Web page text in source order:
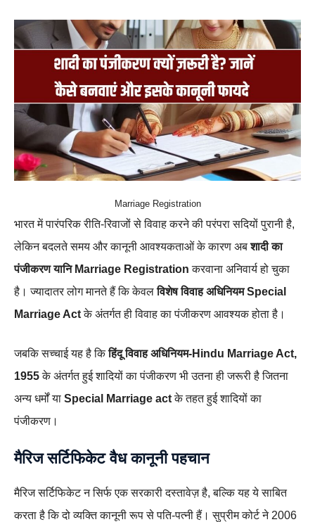
Marriage Registration
भारत में पारंपरिक रीति-रिवाजों से विवाह करने की परंपरा सदियों पुरानी है,
लेकिन बदलते समय और कानूनी आवश्यकताओं के कारण अबशादी का
पंजीकरण यानि Marriage Registrationकरवाना अनिवार्य हो चुका
है। ज्यादातर लोग मानते हैं कि केवलविशेष विवाह अधिनियम Special
Marriage Actके अंतर्गत ही विवाह का पंजीकरण आवश्यक होता है।
जबकि सच्चाई यह है किहिंदू विवाह अधिनियम-Hindu Marriage Act,
1955के अंतर्गत हुई शादियों का पंजीकरण भी उतना ही जरूरी है जितना
अन्य धर्मों या Special Marriage actके तहत हुई शादियों का
पंजीकरण।
मैरिज सर्टिफिकेट वैध कानूनी पहचान
मैरिज सर्टिफिकेट न सिर्फ एक सरकारी दस्तावेज़ है, बल्कि यह ये साबित
करता है कि दो व्यक्ति कानूनी रूप से पति-पत्नी हैं। सुप्रीम कोर्ट ने 2006